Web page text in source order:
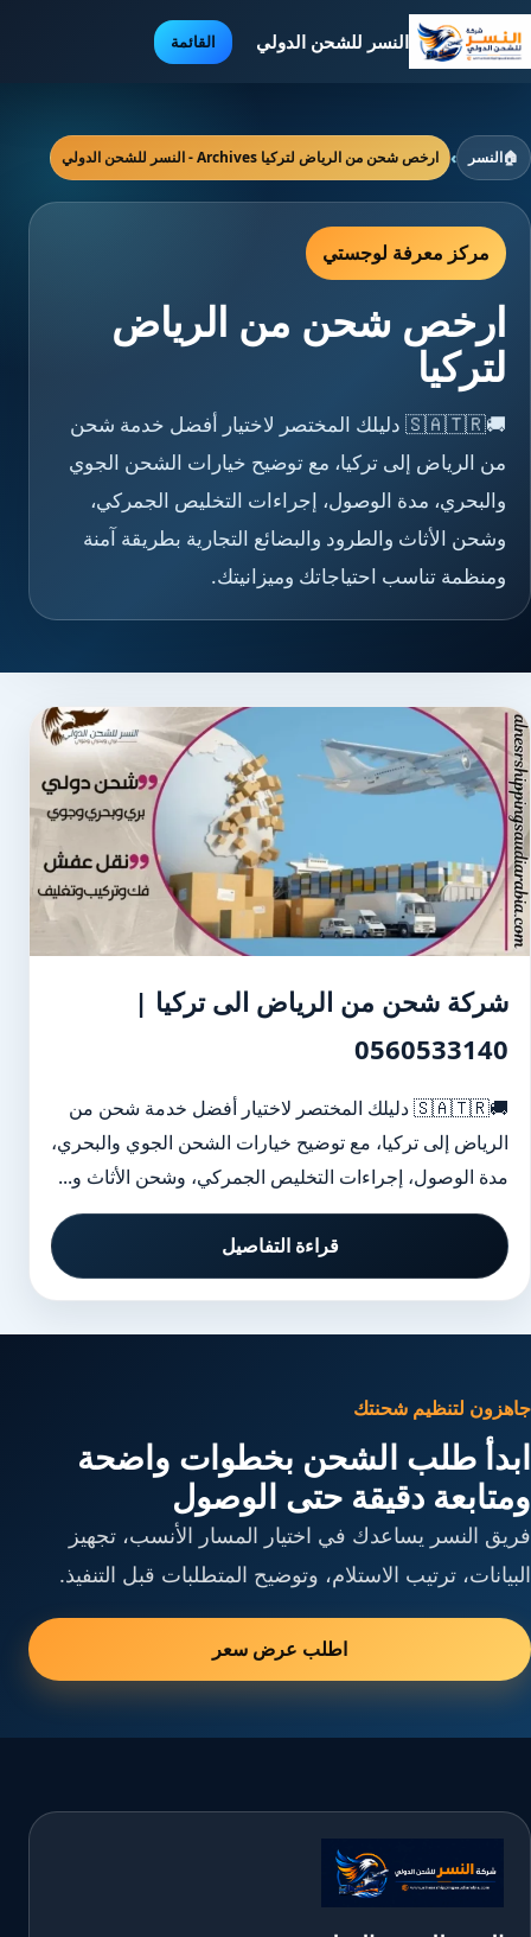
النسر للشحن الدولي القائمة
🏠النسر › ارخص شحن من الرياض لتركيا Archives - النسر للشحن الدولي
مركز معرفة لوجستي
ارخص شحن من الرياض
لتركيا
🚚🇸🇦🇹🇷 دليلك المختصر لاختيار أفضل خدمة شحن
من الرياض إلى تركيا، مع توضيح خيارات الشحن الجوي
والبحري، مدة الوصول، إجراءات التخليص الجمركي،
وشحن الأثاث والطرود والبضائع التجارية بطريقة آمنة
ومنظمة تناسب احتياجاتك وميزانيتك.
شركة شحن من الرياض الى تركيا |
0560533140
🚚🇸🇦🇹🇷 دليلك المختصر لاختيار أفضل خدمة شحن من
الرياض إلى تركيا، مع توضيح خيارات الشحن الجوي والبحري،
مدة الوصول، إجراءات التخليص الجمركي، وشحن الأثاث و...
قراءة التفاصيل
جاهزون لتنظيم شحنتك
ابدأ طلب الشحن بخطوات واضحة
ومتابعة دقيقة حتى الوصول
فريق النسر يساعدك في اختيار المسار الأنسب، تجهيز
البيانات، ترتيب الاستلام، وتوضيح المتطلبات قبل التنفيذ.
اطلب عرض سعر